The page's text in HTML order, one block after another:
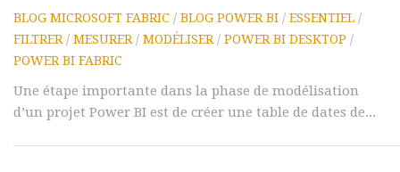
BLOG MICROSOFT FABRIC / BLOG POWER BI / ESSENTIEL /
FILTRER / MESURER / MODÉLISER / POWER BI DESKTOP /
POWER BI FABRIC
Une étape importante dans la phase de modélisation
d’un projet Power BI est de créer une table de dates de...